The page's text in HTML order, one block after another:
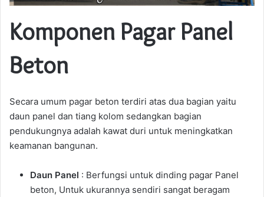
Komponen Pagar Panel
Beton
Secara umum pagar beton terdiri atas dua bagian yaitu
daun panel dan tiang kolom sedangkan bagian
pendukungnya adalah kawat duri untuk meningkatkan
keamanan bangunan.
Daun Panel : Berfungsi untuk dinding pagar Panel
beton, Untuk ukurannya sendiri sangat beragam